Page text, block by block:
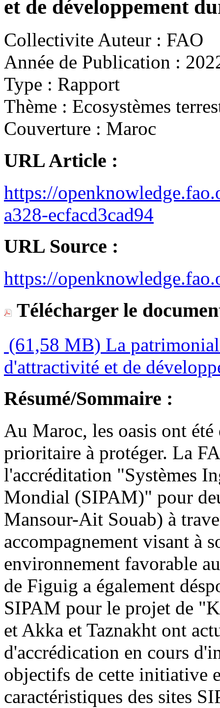
et de développement
Collectivite Auteur : FAO
Année de Publication :
Type : Rapport
Thème : Ecosystèmes
Couverture : Maroc
URL Article :
https://
a328-ecfacd3cad94
URL Source :
https://
Télécharger le
(61,58 MB) La
d'attractivité et de
Résumé/Sommaire :
Au Maroc, les oasis ont
prioritaire à protéger. La
l'accréditation "Systèmes
Mondial (SIPAM)" pour
Mansour-Ait Souab) à
accompagnement visant à
environnement favorable
de Figuig a également
SIPAM pour le projet de
et Akka et Taznakht ont
d'accrédication en cours
objectifs de cette initiative
caractéristiques des sites